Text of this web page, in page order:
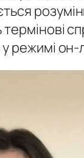
термінові
режимі